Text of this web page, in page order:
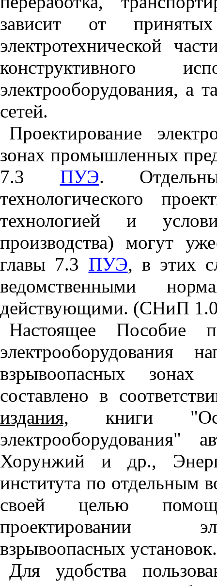
зависит от
электротехнической
конструктивного
электрооборудования, а
сетей.
Проектирование
зонах промышленных
7.3 ПУЭ.
технологического
технологией и
производства) могут
главы 7.3 ПУЭ, в этих
ведомственными
действующими. (СНиП
Настоящее Пособие
взрывоопасных зонах
составлено в
издания, книги
Хорунжий и др.,
института по отдельным
своей целью
проектировании
взрывоопасных установок.
Для удобства